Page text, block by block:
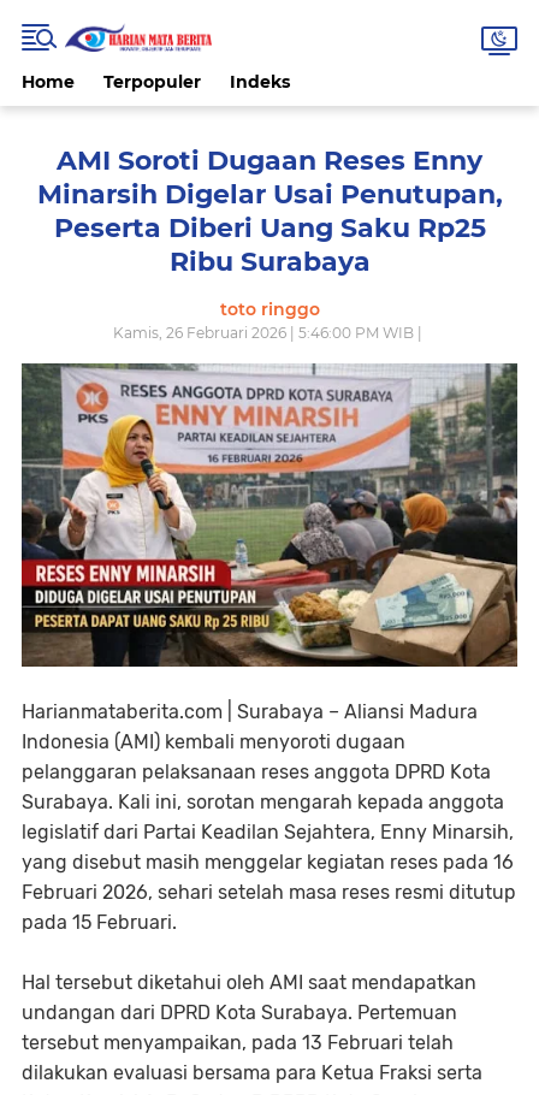
Home Terpopuler Indeks
AMI Soroti Dugaan Reses Enny
Minarsih Digelar Usai Penutupan,
Peserta Diberi Uang Saku Rp25
Ribu Surabaya
toto ringgo
Kamis, 26 Februari 2026 | 5:46:00 PM WIB |
Harianmataberita.com | Surabaya – Aliansi Madura
Indonesia (AMI) kembali menyoroti dugaan
pelanggaran pelaksanaan reses anggota DPRD Kota
Surabaya. Kali ini, sorotan mengarah kepada anggota
legislatif dari Partai Keadilan Sejahtera, Enny Minarsih,
yang disebut masih menggelar kegiatan reses pada 16
Februari 2026, sehari setelah masa reses resmi ditutup
pada 15 Februari.
Hal tersebut diketahui oleh AMI saat mendapatkan
undangan dari DPRD Kota Surabaya. Pertemuan
tersebut menyampaikan, pada 13 Februari telah
dilakukan evaluasi bersama para Ketua Fraksi serta